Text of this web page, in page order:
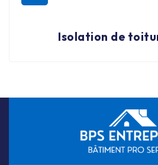
Isolation de